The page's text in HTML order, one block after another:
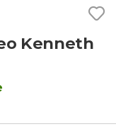
Kenneth